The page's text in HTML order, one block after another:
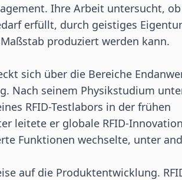
Ihre Arbeit untersucht,
erfüllt, durch geistiges
produziert werden kann.
sich über die Bereiche
Nach seinem Physikstudium
RFID-Testlabors in der frühen
leitete er globale RFID-
Funktionen wechselte, unter
auf die Produktentwicklung.